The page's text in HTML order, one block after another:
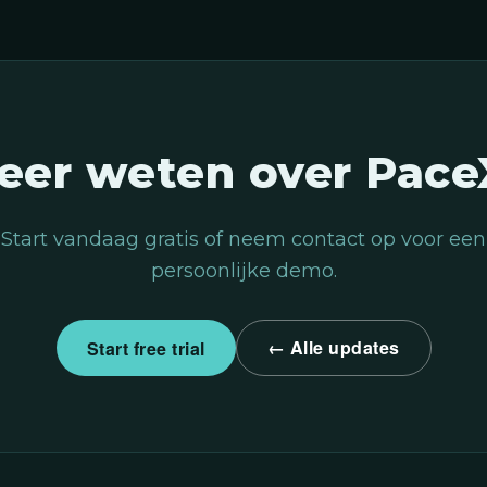
weten over
Start vandaag gratis of neem contact op voor een
persoonlijke demo.
Start free trial ← Alle updates